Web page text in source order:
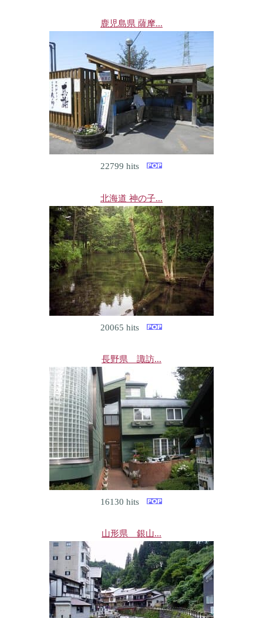
鹿児島県 薩摩...
22799 hits
北海道 神の子...
20065 hits
長野県 諏訪...
16130 hits
山形県 銀山...